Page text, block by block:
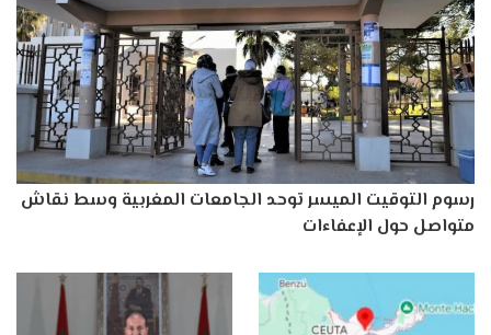
رسوم التوقيت الميسر توحد الجامعات المغربية وسط نقاش
متواصل حول الإعفاءات